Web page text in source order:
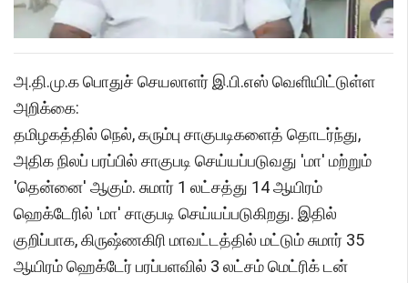
அ.தி.மு.க பொதுச் செயலாளர் இ.பி.எஸ் வெளியிட்டுள்ள
அறிக்கை:
தமிழகத்தில் நெல், கரும்பு சாகுபடிகளைத் தொடர்ந்து,
அதிக நிலப் பரப்பில் சாகுபடி செய்யப்படுவது 'மா' மற்றும்
'தென்னை' ஆகும். சுமார் 1 லட்சத்து 14 ஆயிரம்
ஹெக்டேரில் 'மா' சாகுபடி செய்யப்படுகிறது. இதில்
குறிப்பாக, கிருஷ்ணகிரி மாவட்டத்தில் மட்டும் சுமார் 35
ஆயிரம் ஹெக்டேர் பரப்பளவில் 3 லட்சம் மெட்ரிக் டன்